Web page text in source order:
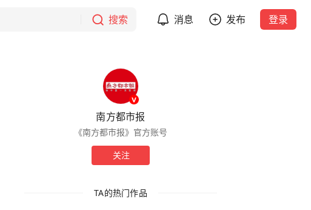
搜索 消息 发布 登录
南方都市报
《南方都市报》官方账号
关注
TA的热门作品